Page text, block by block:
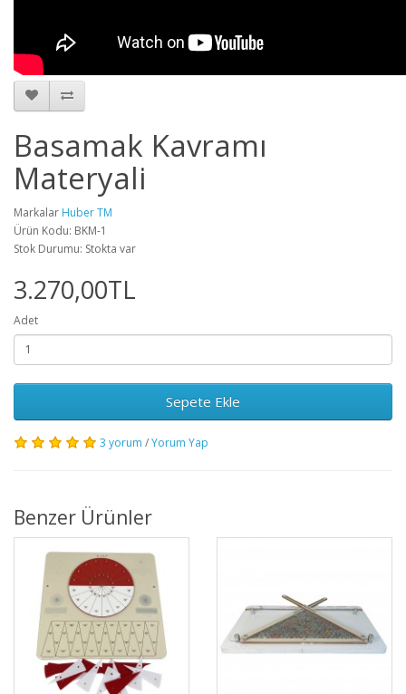
Basamak Kavramı
Materyali
Markalar Huber TM
Ürün Kodu: BKM-1
Stok Durumu: Stokta var
3.270,00TL
Adet
Sepete Ekle
3 yorum /Yorum Yap
Benzer Ürünler